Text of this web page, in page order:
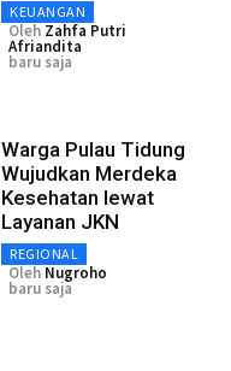
KEUANGAN
Oleh Zahfa Putri
Afriandita
baru saja
Warga Pulau Tidung
Wujudkan Merdeka
Kesehatan lewat
Layanan JKN
REGIONAL
Oleh Nugroho
baru saja